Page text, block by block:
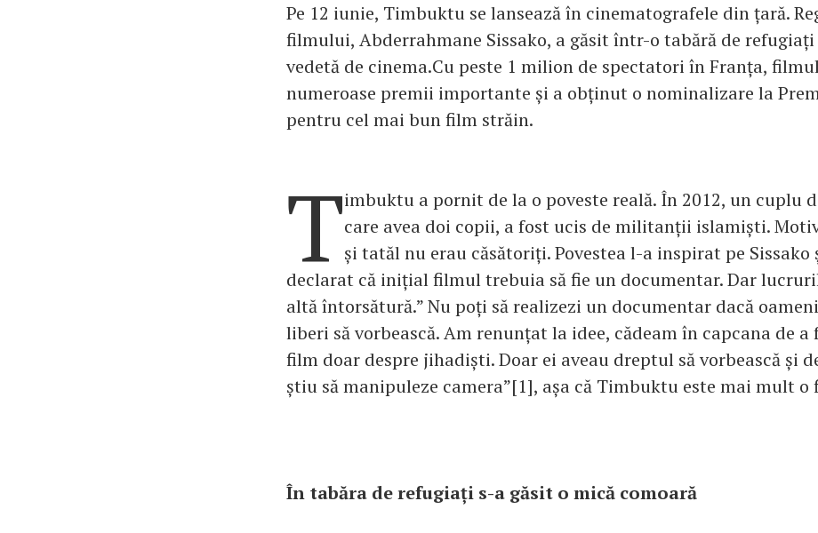
Pe 12 iunie, Timbuktu se lansează în cinematografele din țară.
filmului, Abderrahmane Sissako, a găsit într-o tabără de
vedetă de cinema.Cu peste 1 milion de spectatori în Franța,
numeroase premii importante și a obținut o nominalizare la
pentru cel mai bun film străin.
Timbuktu a pornit de la o poveste reală. În 2012, un cuplu
care avea doi copii, a fost ucis de militanții islamiști.
și tatăl nu erau căsătoriți. Povestea l-a inspirat pe Sissako
declarat că inițial filmul trebuia să fie un documentar. Dar
altă întorsătură.” Nu poți să realizezi un documentar dacă
liberi să vorbească. Am renunțat la idee, cădeam în capcana de a
film doar despre jihadiști. Doar ei aveau dreptul să vorbească și
știu să manipuleze camera”[1], așa că Timbuktu este mai mult o
În tabăra de refugiați s-a găsit o mică comoară